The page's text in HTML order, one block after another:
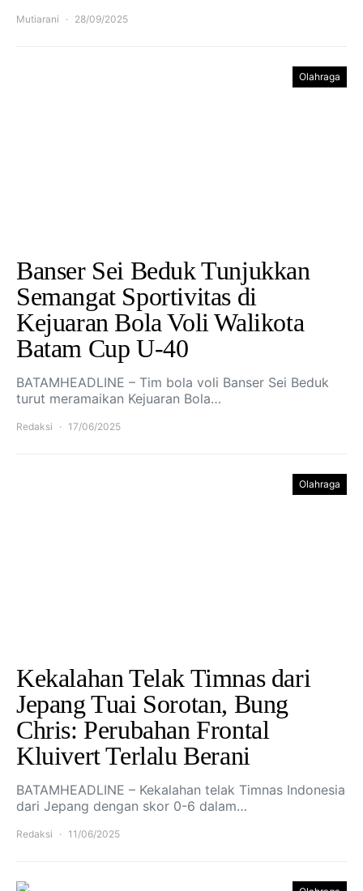
Mutiarani 28/09/2025
Olahraga
Banser Sei Beduk Tunjukkan
Semangat Sportivitas di
Kejuaran Bola Voli Walikota
Batam Cup U-40
BATAMHEADLINE – Tim bola voli Banser Sei Beduk
turut meramaikan Kejuaran Bola…
Redaksi 17/06/2025
Olahraga
Kekalahan Telak Timnas dari
Jepang Tuai Sorotan, Bung
Chris: Perubahan Frontal
Kluivert Terlalu Berani
BATAMHEADLINE – Kekalahan telak Timnas Indonesia
dari Jepang dengan skor 0-6 dalam…
Redaksi 11/06/2025